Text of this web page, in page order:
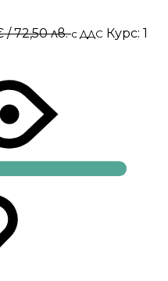
/ 72,50 лв.с ДДС Курс: 1